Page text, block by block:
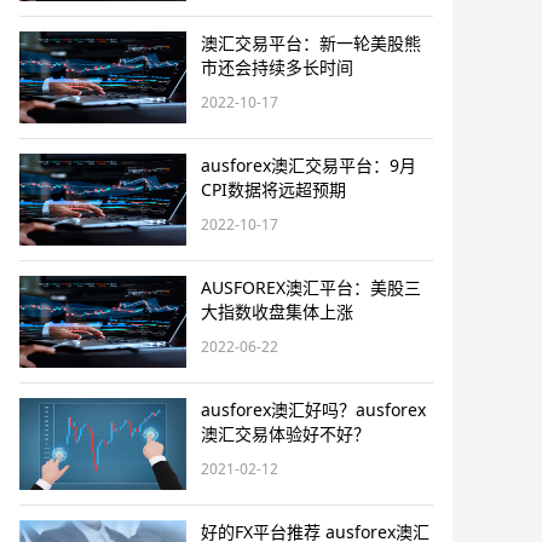
澳汇交易平台：新一轮美股熊
市还会持续多长时间
2022-10-17
ausforex澳汇交易平台：9月
CPI数据将远超预期
2022-10-17
AUSFOREX澳汇平台：美股三
大指数收盘集体上涨
2022-06-22
ausforex澳汇好吗？ausforex
澳汇交易体验好不好？
2021-02-12
好的FX平台推荐 ausforex澳汇